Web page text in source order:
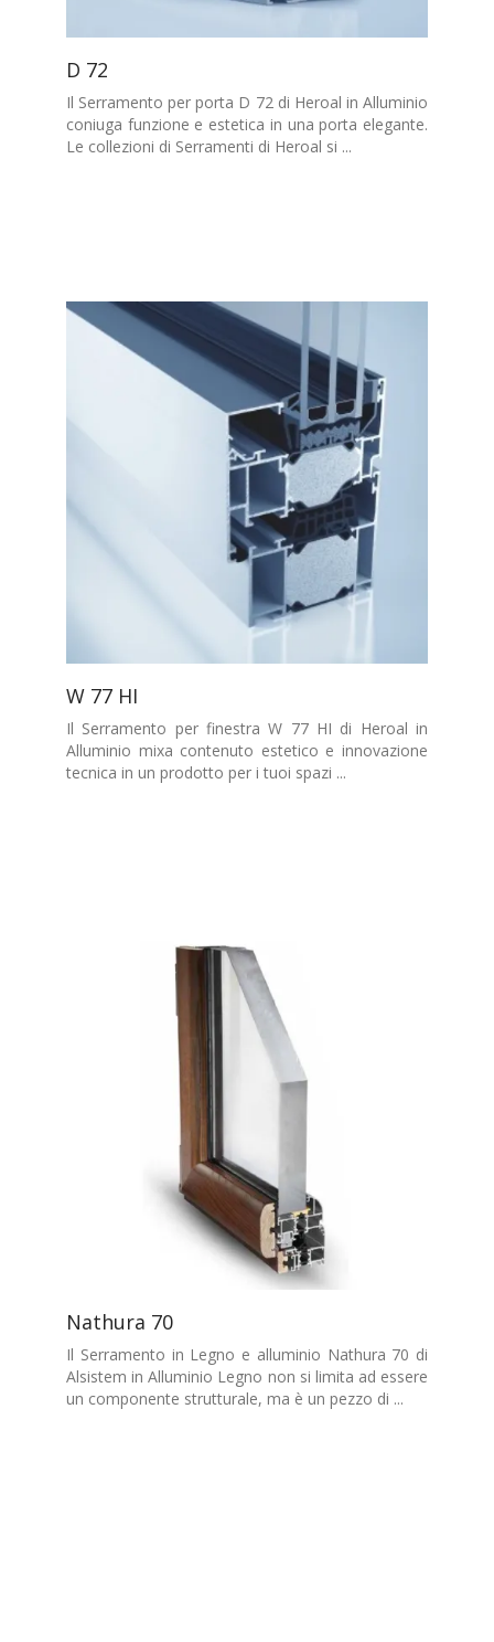
D 72
Il Serramento per porta D 72 di Heroal in Alluminio
coniuga funzione e estetica in una porta elegante.
Le collezioni di Serramenti di Heroal si ...
W 77 HI
Il Serramento per finestra W 77 HI di Heroal in
Alluminio mixa contenuto estetico e innovazione
tecnica in un prodotto per i tuoi spazi ...
Nathura 70
Il Serramento in Legno e alluminio Nathura 70 di
Alsistem in Alluminio Legno non si limita ad essere
un componente strutturale, ma è un pezzo di ...